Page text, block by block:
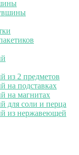
из 2 предметов
на подставках
на магнитах
для соли и перца
из нержавеющей